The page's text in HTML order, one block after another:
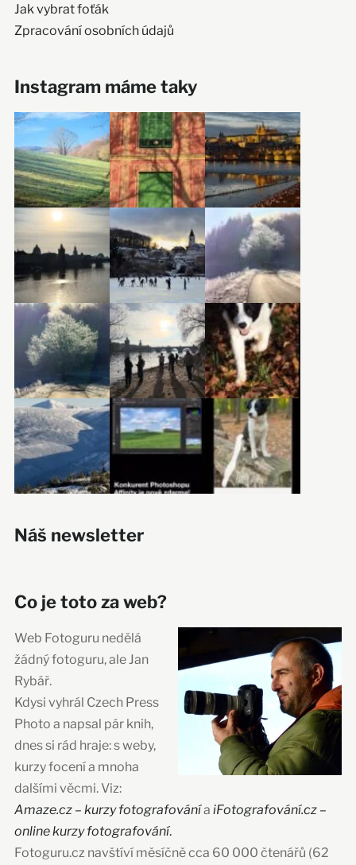
Jak vybrat foťák
Zpracování osobních údajů
Instagram máme taky
Náš newsletter
Co je toto za web?
Web Fotoguru nedělá
žádný fotoguru, ale Jan
Rybář.
Kdysi vyhrál Czech Press
Photo a napsal pár knih,
dnes si rád hraje: s weby,
kurzy focení a mnoha
dalšími věcmi. Viz:
Amaze.cz – kurzy fotografovánía iFotografování.cz –
online kurzy fotografování.
Fotoguru.cz navštíví měsíčně cca 60 000 čtenářů (62